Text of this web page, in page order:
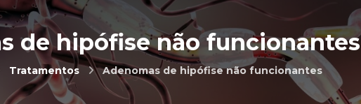
de hipófise não funcionantes
Tratamentos Adenomas de hipófise não funcionantes